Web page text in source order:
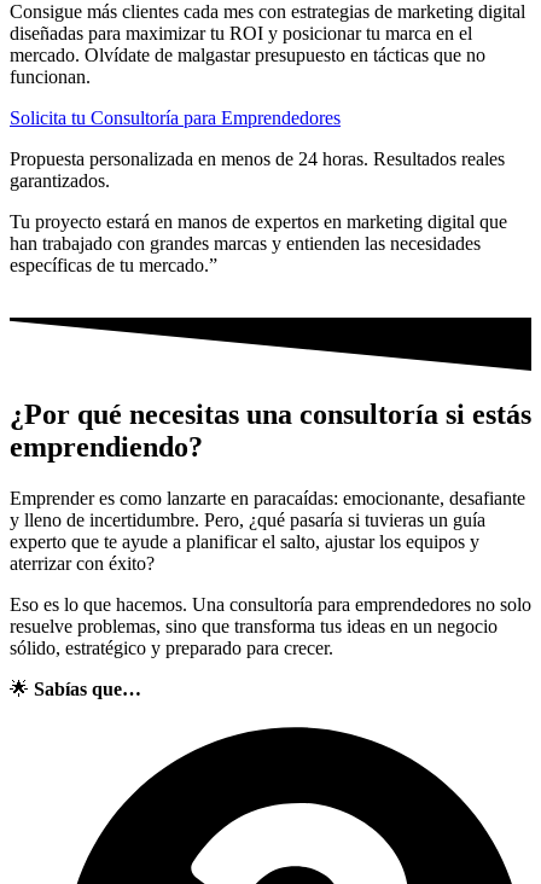
Consigue más clientes cada mes con estrategias de marketing digital
diseñadas para maximizar tu ROI y posicionar tu marca en el
mercado. Olvídate de malgastar presupuesto en tácticas que no
funcionan.
Solicita tu Consultoría para Emprendedores
Propuesta personalizada en menos de 24 horas. Resultados reales
garantizados.
Tu proyecto estará en manos de expertos en marketing digital que
han trabajado con grandes marcas y entienden las necesidades
específicas de tu mercado.”
¿Por qué necesitas una consultoría si estás
emprendiendo?
Emprender es como lanzarte en paracaídas: emocionante, desafiante
y lleno de incertidumbre. Pero, ¿qué pasaría si tuvieras un guía
experto que te ayude a planificar el salto, ajustar los equipos y
aterrizar con éxito?
Eso es lo que hacemos. Una consultoría para emprendedores no solo
resuelve problemas, sino que transforma tus ideas en un negocio
sólido, estratégico y preparado para crecer.
🌟 Sabías que…